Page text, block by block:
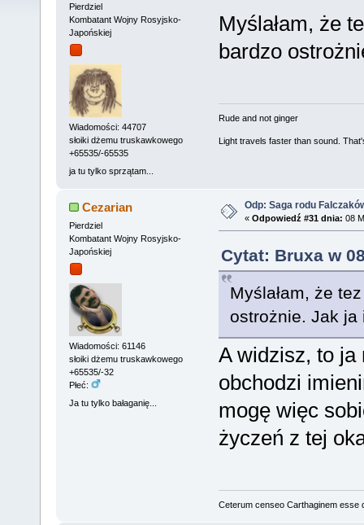
Pierdziel
Kombatant Wojny Rosyjsko-
Japońskiej
Wiadomości: 44707
słoiki dżemu truskawkowego
+65535/-65535
ja tu tylko sprzątam...
Myślałam, że
bardzo
Rude and not ginger
Light travels faster than sound.
Cezarian
Pierdziel
Kombatant Wojny Rosyjsko-
Japońskiej
Wiadomości: 61146
słoiki dżemu truskawkowego
+65535/-32
Płeć:
Ja tu tylko bałaganię...
Odp: Saga rodu
« Odpowiedź #31 dnia: 08
Cytat: Bruxa w
Myślałam, że
ostrożnie. Jak ja
A widzisz, to ja
obchodzi
mogę więc
życzeń z tej
Ceterum censeo Carthaginem esse